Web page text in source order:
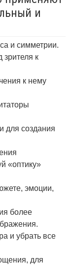
и
и симметрии.
к
к нему
для создания
«оптику»
эмоции,
более
и убрать все
для